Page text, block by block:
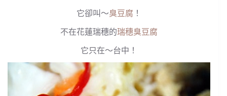
它卻叫～臭豆腐 ！
不在花蓮瑞穗的瑞穗臭豆腐
它只在～台中！